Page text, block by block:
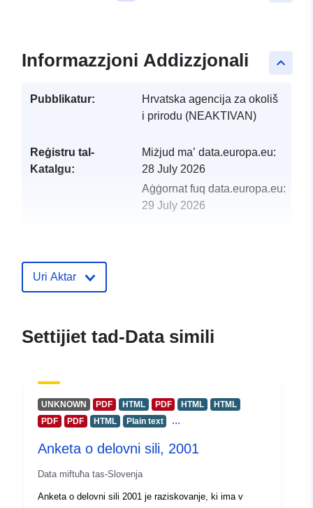
keyboard_arrow_up
Informazzjoni Addizzjonali
Pubblikatur:
Hrvatska agencija za okoliš
i prirodu (NEAKTIVAN)
Reġistru tal-
Katalgu:
Miżjud ma’ data.europa.eu:
28 July 2026
Aġġornat fuq data.europa.eu:
29 July 2026
Uri Aktar
Settijiet tad-Data simili
UNKNOWN PDF HTML PDF HTML
HTML
PDF
PDF HTML Plain text ...
Anketa o delovni sili, 2001
Data miftuħa tas-Slovenja
Anketa o delovni sili 2001 je raziskovanje, ki ima v